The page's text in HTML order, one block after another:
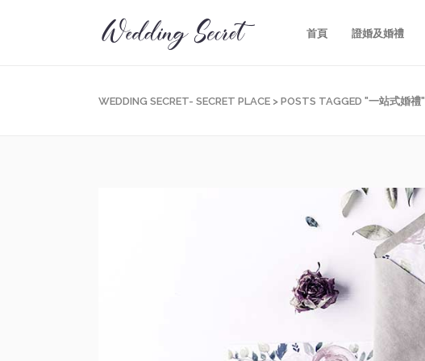
首頁 證婚及婚禮
WEDDING SECRET- SECRET PLACE > POSTS TAGGED "一站式婚禮"